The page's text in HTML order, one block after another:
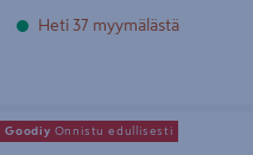
Heti 37 myymälästä
Lavakaulus Goodiy 80x60cm musta
Goodiy Onnistu edullisesti